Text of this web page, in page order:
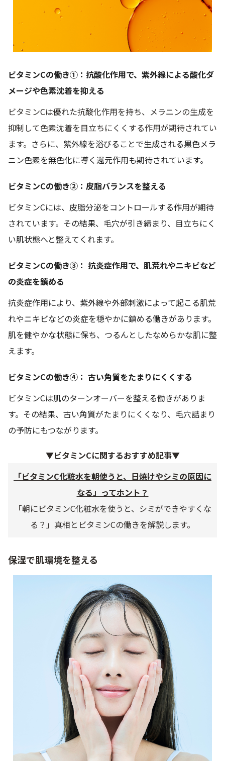
ビタミンCの働き①：抗酸化作用で、紫外線による酸化ダ
メージや色素沈着を抑える
ビタミンCは優れた抗酸化作用を持ち、メラニンの生成を
抑制して色素沈着を目立ちにくくする作用が期待されてい
ます。 さらに、紫外線を浴びることで生成される黒色メラ
ニン色素を無色化に導く還元作用も期待されています。
ビタミンCの働き②：皮脂バランスを整える
ビタミンCには、皮脂分泌をコントロールする作用が期待
されています。その結果、毛穴が引き締まり、目立ちにく
い肌状態へと整えてくれます。
ビタミンCの働き③： 抗炎症作用で、肌荒れやニキビなど
の炎症を鎮める
抗炎症作用により、紫外線や外部刺激によって起こる肌荒
れやニキビなどの炎症を穏やかに鎮める働きがあります。
肌を健やかな状態に保ち、つるんとしたなめらかな肌に整
えます。
ビタミンCの働き④： 古い角質をたまりにくくする
ビタミンCは肌のターンオーバーを整える働きがありま
す。その結果、古い角質がたまりにくくなり、毛穴詰まり
の予防にもつながります。
▼ビタミンCに関するおすすめ記事▼
「ビタミンC化粧水を朝使うと、日焼けやシミの原因に
なる」ってホント？
「朝にビタミンC化粧水を使うと、シミができやすくな
る？」真相とビタミンCの働きを解説します。
保湿で肌環境を整える